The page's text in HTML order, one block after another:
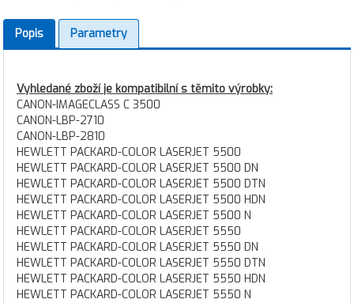
Popis Parametry
Vyhledané zboží je kompatibilní s těmito výrobky:
CANON-IMAGECLASS C 3500
CANON-LBP-2710
CANON-LBP-2810
HEWLETT PACKARD-COLOR LASERJET 5500
HEWLETT PACKARD-COLOR LASERJET 5500 DN
HEWLETT PACKARD-COLOR LASERJET 5500 DTN
HEWLETT PACKARD-COLOR LASERJET 5500 HDN
HEWLETT PACKARD-COLOR LASERJET 5500 N
HEWLETT PACKARD-COLOR LASERJET 5550
HEWLETT PACKARD-COLOR LASERJET 5550 DN
HEWLETT PACKARD-COLOR LASERJET 5550 DTN
HEWLETT PACKARD-COLOR LASERJET 5550 HDN
HEWLETT PACKARD-COLOR LASERJET 5550 N